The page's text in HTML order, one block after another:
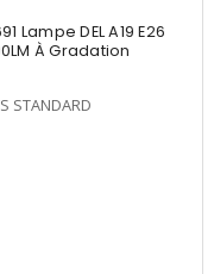
Lampe DEL A19 E26
À Gradation
STANDARD